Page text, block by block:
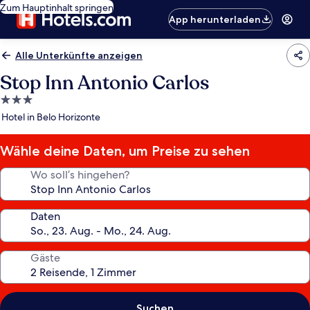
Zum Hauptinhalt springen
App herunterladen
Alle Unterkünfte anzeigen
Stop Inn Antonio Carlos
3.0-
Sterne-
Hotel in Belo Horizonte
Wähle deine Daten, um Preise zu sehen
Wo soll’s hingehen?
Daten
Gäste